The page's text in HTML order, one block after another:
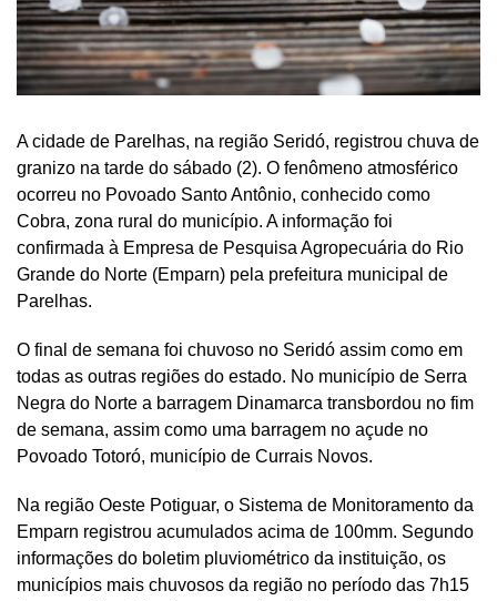
A cidade de Parelhas, na região Seridó, registrou chuva de
granizo na tarde do sábado (2). O fenômeno atmosférico
ocorreu no Povoado Santo Antônio, conhecido como
Cobra, zona rural do município. A informação foi
confirmada à Empresa de Pesquisa Agropecuária do Rio
Grande do Norte (Emparn) pela prefeitura municipal de
Parelhas.
O final de semana foi chuvoso no Seridó assim como em
todas as outras regiões do estado. No município de Serra
Negra do Norte a barragem Dinamarca transbordou no fim
de semana, assim como uma barragem no açude no
Povoado Totoró, município de Currais Novos.
Na região Oeste Potiguar, o Sistema de Monitoramento da
Emparn registrou acumulados acima de 100mm. Segundo
informações do boletim pluviométrico da instituição, os
municípios mais chuvosos da região no período das 7h15